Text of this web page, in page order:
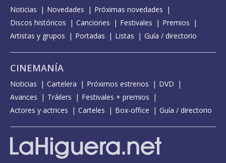
Noticias Novedades
Próximas novedades
Discos históricos
Canciones Festivales
Premios
Artistas y grupos
Portadas Listas Guía / directorio
CINEMANÍA
Noticias Cartelera Próximos estrenos
DVD
Avances
Tráilers
Festivales + premios
Actores y actrices
Carteles Box-office Guía / directorio